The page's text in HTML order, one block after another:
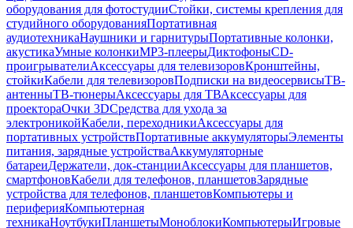
оборудования для фотостудииСтойки, системы крепления для
студийного оборудованияПортативная
аудиотехникаНаушники и гарнитурыПортативные колонки,
акустикаУмные колонкиMP3-плеерыДиктофоныCD-
проигрывателиАксессуары для телевизоровКронштейны,
стойкиКабели для телевизоровПодписки на видеосервисыТВ-
антенныТВ-тюнерыАксессуары для ТВАксессуары для
проектораОчки 3DСредства для ухода за
электроникойКабели, переходникиАксессуары для
портативных устройствПортативные аккумуляторыЭлементы
питания, зарядные устройстваАккумуляторные
батареиДержатели, док-станцииАксессуары для планшетов,
смартфоновКабели для телефонов, планшетовЗарядные
устройства для телефонов, планшетовКомпьютеры и
периферияКомпьютерная
техникаНоутбукиПланшетыМоноблокиКомпьютерыИгровые